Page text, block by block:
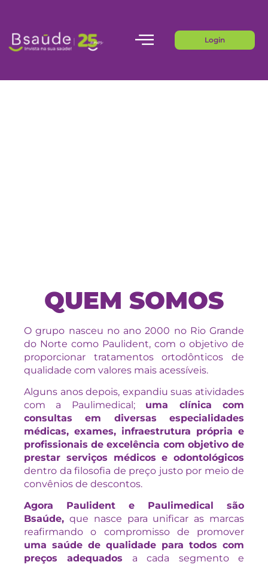
Login
QUEM SOMOS
O grupo nasceu no ano 2000 no Rio Grande
do Norte como Paulident, com o objetivo de
proporcionar tratamentos ortodônticos de
qualidade com valores mais acessíveis.
Alguns anos depois, expandiu suas atividades
com a Paulimedical; uma clínica com
consultas em diversas especialidades
médicas, exames, infraestrutura própria e
profissionais de excelência com objetivo de
prestar serviços médicos e odontológicos
dentro da filosofia de preço justo por meio de
convênios de descontos.
Agora Paulident e Paulimedical são
Bsaúde, que nasce para unificar as marcas
reafirmando o compromisso de promover
uma saúde de qualidade para todos com
preços adequados a cada segmento e